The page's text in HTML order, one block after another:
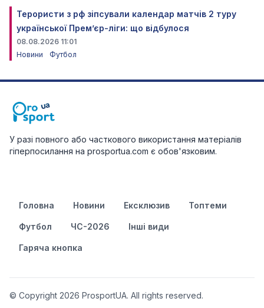
Терористи з рф зіпсували календар матчів 2 туру
української Прем’єр-ліги: що відбулося
08.08.2026 11:01
Новини
Футбол
У разі повного або часткового використання матеріалів
гіперпосилання на prosportua.com є обов'язковим.
Головна Новини Ексклюзив Топтеми
Футбол ЧС-2026 Інші види
Гаряча кнопка
© Copyright 2026 ProsportUA. All rights reserved.